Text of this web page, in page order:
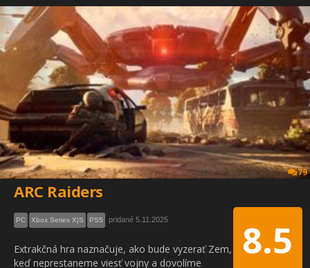
79
ARC Raiders
8.5
PC Xbox Series X|S PS5 pridané 5.11.2025
Extrakčná hra naznačuje, ako bude vyzerať Zem,
keď neprestaneme viesť vojny a dovolíme